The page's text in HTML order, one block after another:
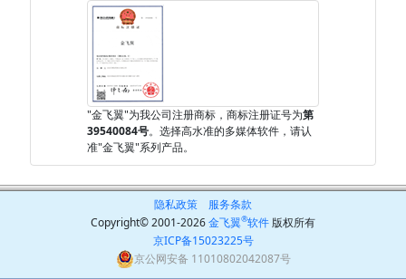
"金飞翼"为我公司注册商标，商标注册证号为第
39540084号。选择高水准的多媒体软件，请认
准"金飞翼"系列产品。
隐私政策
服务条款
Copyright© 2001-2026金飞翼®软件 版权所有
京ICP备15023225号
京公网安备 11010802042087号